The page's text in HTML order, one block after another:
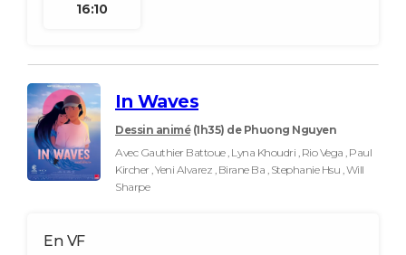
16:10
In Waves
Dessin animé (1h35) de Phuong Nguyen
Avec Gauthier Battoue , Lyna Khoudri , Rio Vega , Paul
Kircher , Yeni Alvarez , Birane Ba , Stephanie Hsu , Will
Sharpe